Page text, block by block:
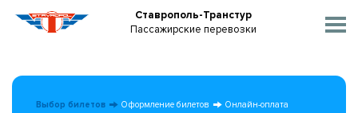
Ставрополь-Транстур
Пассажирские перевозки
Выбор билетов Оформление билетов Онлайн-оплата